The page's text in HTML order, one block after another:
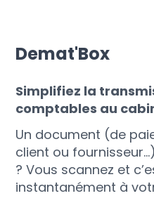
Demat'Box
Simplifiez la
comptables au
Un document (de
client ou
? Vous scannez et
instantanément à